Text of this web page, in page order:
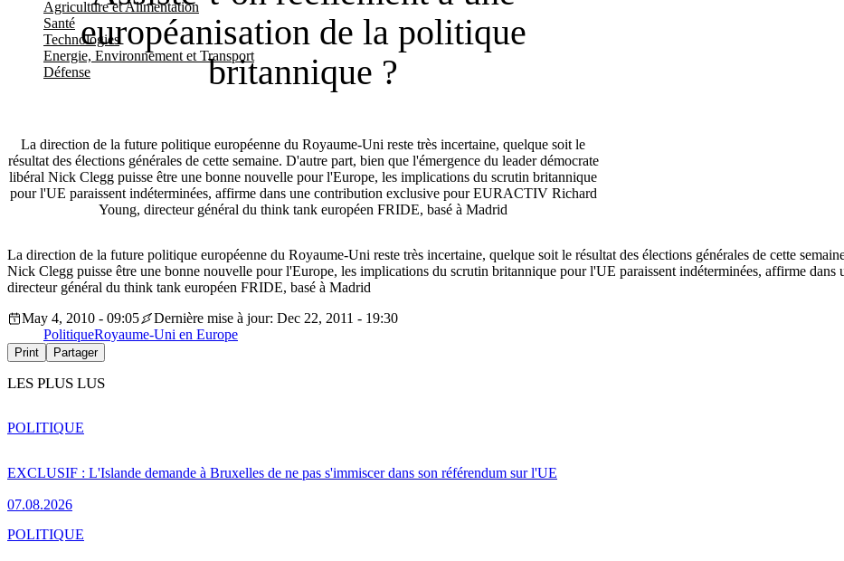
Agriculture et Alimentation
Santé
Technologies
Energie, Environnement et Transport
Défense
européanisation de la politique
britannique ?
La direction de la future politique européenne du Royaume-Uni reste très incertaine, quelque soit le
résultat des élections générales de cette semaine. D'autre part, bien que l'émergence du leader démocrate
libéral Nick Clegg puisse être une bonne nouvelle pour l'Europe, les implications du scrutin britannique
pour l'UE paraissent indéterminées, affirme dans une contribution exclusive pour EURACTIV Richard
Young, directeur général du think tank européen FRIDE, basé à Madrid
La direction de la future politique européenne du Royaume-Uni reste très incertaine, quelque soit le résultat des élections générales de cette
Nick Clegg puisse être une bonne nouvelle pour l'Europe, les implications du scrutin britannique pour l'UE paraissent indéterminées, affirme
directeur général du think tank européen FRIDE, basé à Madrid
May 4, 2010 - 09:05
Dernière mise à jour: Dec 22, 2011 - 19:30
PolitiqueRoyaume-Uni en Europe
Print Partager
LES PLUS LUS
EXCLUSIF : L'Islande demande à Bruxelles de ne pas s'immiscer dans son référendum sur l'UE
07.08.2026
POLITIQUE
POLITIQUE